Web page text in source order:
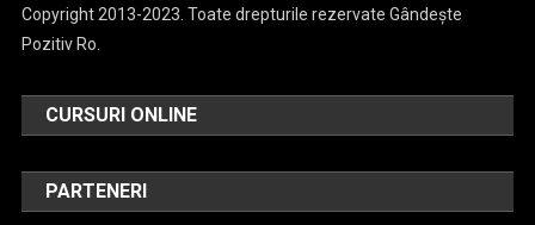
Copyright 2013-2023. Toate drepturile rezervate Gândește
Pozitiv Ro.
CURSURI ONLINE
PARTENERI